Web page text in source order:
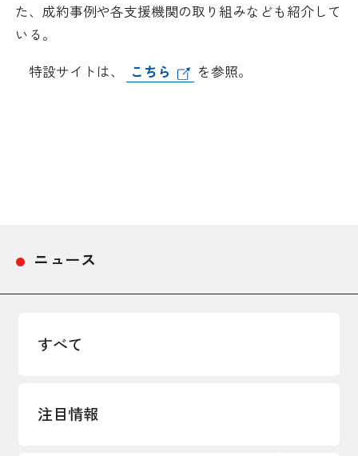
情報提供・広報
その他サービス
日商のあゆみ
アクセス
た、成約事例や各支援機関の取り組みなども紹介して
いる。
特設サイトは、
こちら を参照。
ニュース
すべて
注目情報